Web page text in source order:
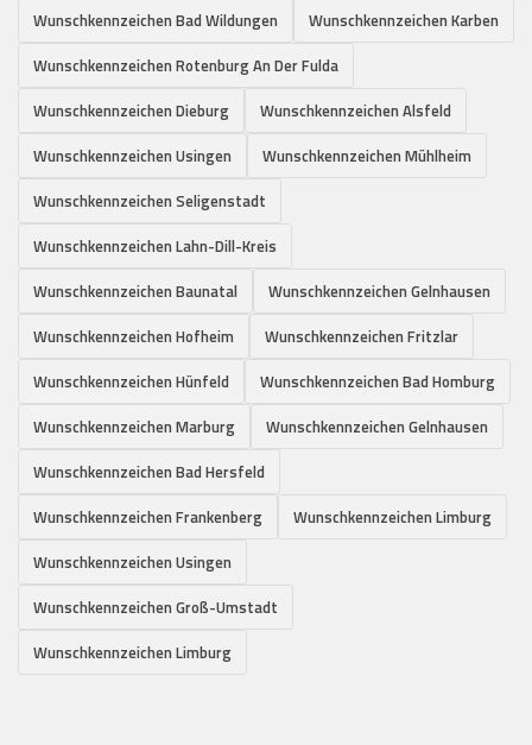
Wunschkennzeichen Bad Wildungen
Wunschkennzeichen Karben
Wunschkennzeichen Rotenburg An Der Fulda
Wunschkennzeichen Dieburg
Wunschkennzeichen Alsfeld
Wunschkennzeichen Usingen
Wunschkennzeichen Mühlheim
Wunschkennzeichen Seligenstadt
Wunschkennzeichen Lahn-Dill-Kreis
Wunschkennzeichen Baunatal
Wunschkennzeichen Gelnhausen
Wunschkennzeichen Hofheim
Wunschkennzeichen Fritzlar
Wunschkennzeichen Hünfeld
Wunschkennzeichen Bad Homburg
Wunschkennzeichen Marburg
Wunschkennzeichen Gelnhausen
Wunschkennzeichen Bad Hersfeld
Wunschkennzeichen Frankenberg
Wunschkennzeichen Limburg
Wunschkennzeichen Usingen
Wunschkennzeichen Groß-Umstadt
Wunschkennzeichen Limburg